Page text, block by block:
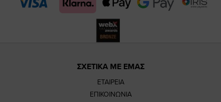
ΣΧΕΤΙΚΑ ΜΕ ΕΜΑΣ
ΕΤΑΙΡΕΙΑ
ΕΠΙΚΟΙΝΩΝΙΑ